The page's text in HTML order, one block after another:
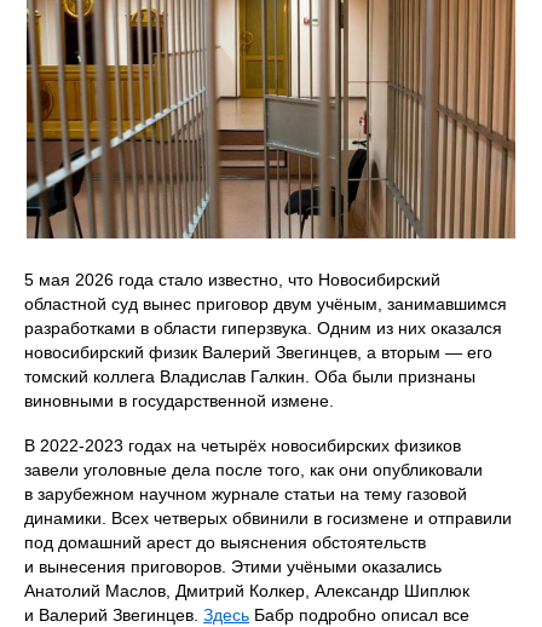
5 мая 2026 года стало известно, что Новосибирский
областной суд вынес приговор двум учёным, занимавшимся
разработками в области гиперзвука. Одним из них оказался
новосибирский физик Валерий Звегинцев, а вторым — его
томский коллега Владислав Галкин. Оба были признаны
виновными в государственной измене.
В 2022-2023 годах на четырёх новосибирских физиков
завели уголовные дела после того, как они опубликовали
в зарубежном научном журнале статьи на тему газовой
динамики. Всех четверых обвинили в госизмене и отправили
под домашний арест до выяснения обстоятельств
и вынесения приговоров. Этими учёными оказались
Анатолий Маслов, Дмитрий Колкер, Александр Шиплюк
и Валерий Звегинцев. Здесь Бабр подробно описал все